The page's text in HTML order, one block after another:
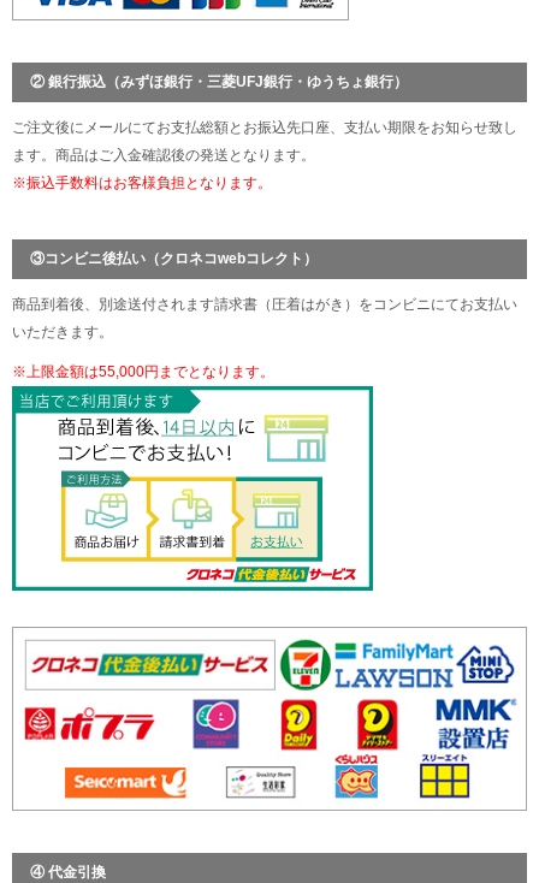
② 銀行振込（みずほ銀行・三菱UFJ銀行・ゆうちょ銀行）
ご注文後にメールにてお支払総額とお振込先口座、支払い期限をお知らせ致し
ます。商品はご入金確認後の発送となります。
※振込手数料はお客様負担となります。
③コンビニ後払い（クロネコwebコレクト）
商品到着後、別途送付されます請求書（圧着はがき）をコンビニにてお支払い
いただきます。
※上限金額は55,000円までとなります。
④ 代金引換